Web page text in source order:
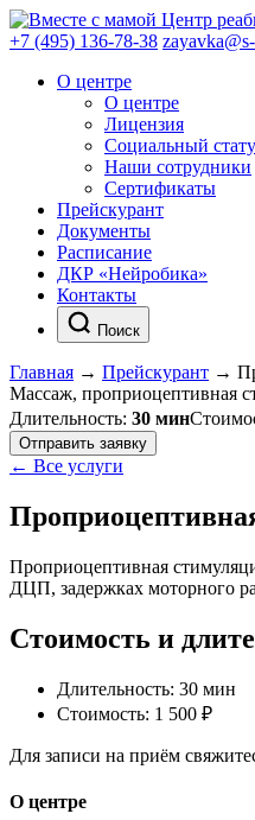
Центр
+7 (495) 136-78-38
О центре
О центре
Лицензия
Социальный
Наши сотрудники
Сертификаты
Прейскурант
Документы
Расписание
ДКР «Нейробика»
Контакты
Поиск
Главная → Прейскурант →
Массаж, проприоцептивная
Длительность: 30 мин
Отправить заявку
← Все услуги
Проприоцептивная
ДЦП, задержках моторного
Стоимость и
Длительность: 30 мин
Стоимость: 1 500 ₽
Для записи на приём
О центре